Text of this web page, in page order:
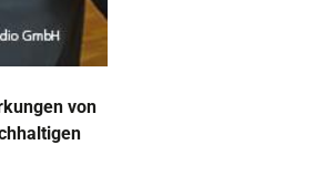
von